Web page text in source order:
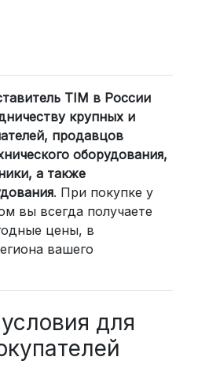
BoxBerry, DPD)
других регионов
с
доставку до
(от 2 дней) или
двери (от 3 дней).
от300
или курьером.
дней, стоимость — от
TIM в России
крупных и
продавцов
оборудования,
а также
. При покупке у
вы всегда получаете
цены, в
вашего
для